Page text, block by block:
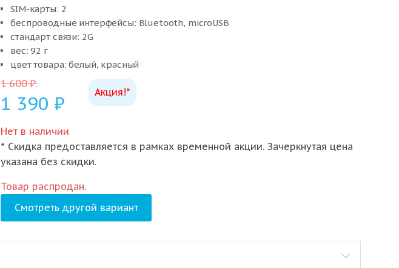
SIM-карты: 2
беспроводные интерфейсы: Bluetooth, microUSB
стандарт связи: 2G
вес: 92 г
цвет товара: белый, красный
Акция!*
1 600₽.
1 390 ₽
Нет в наличии
* Скидка предоставляется в рамках временной акции. Зачеркнутая цена
указана без скидки.
Товар распродан.
Смотреть другой вариант